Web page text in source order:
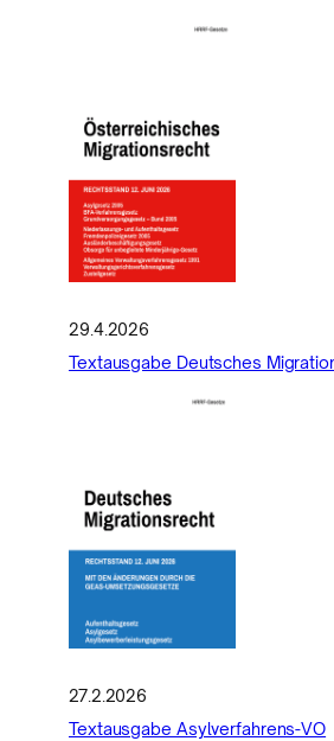
29.4.2026
Textausgabe Deutsches
27.2.2026
Textausgabe Asylverfahrens-VO